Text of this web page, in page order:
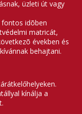
üzleti út vagy
fontos idõben
matricát,
években és
behajtani.
kínálja a